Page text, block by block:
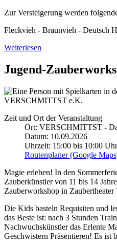
Zur Versteigerung werden
Fleckvieh - Braunvieh - Deutsch
Weiterlesen
Jugend-
VERSCHMITTST e.K.
Zeit und Ort der Veranstaltung
Ort: VERSCHMITTST -
Datum: 10.09.2026
Uhrzeit: 15:00 bis 10:00 Uhr
Routenplaner (Google
Magie erleben! In den
Zauberkünstler von 11 bis 14
Zauberworkshop in
Die Kids basteln Requisiten und
das Beste ist: nach 3 Stunden
Nachwuchskünstler das Erlente
Geschwistern Präsentieren! Es ist